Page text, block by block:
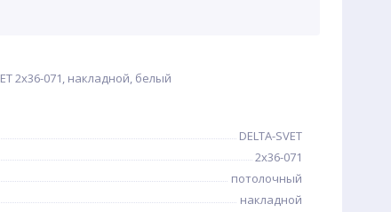
2х36-071, накладной, белый
DELTA-SVET
2х36-071
потолочный
накладной